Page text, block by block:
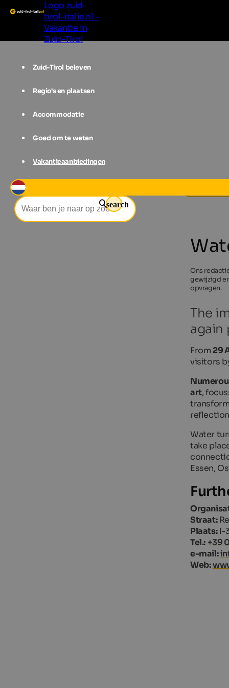
Logo zuid-
tirol-italie.nl -
Vakantie in
Zuid-Tirol
Zuid-Tirol beleven
Regio's en plaatsen
Accommodatie
Goed om te weten
Vakantieaanbiedingen
search
Ons
gewijzigd
opvragen.
The
again
From 29
visitors
art,
Water
take
Essen,
Straat:
Plaats:I-
Tel.: +39
e-mail:
Web: